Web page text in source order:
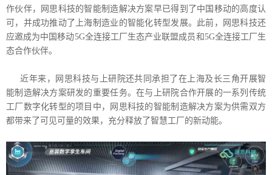
作伙伴，网思科技的智能制造解决方案早已得到了中国移动的高度认
可，并成功推动了上海制造业的智能化转型发展。此前，网思科技还
应邀成为中国移动5G全连接工厂生态产业联盟成员和5G全连接工厂生
态合作伙伴。
近年来，网思科技与上研院还共同承担了在上海及长三角开展智
能制造解决方案研发的重要任务。在与上研院合作开展的一系列传统
工厂数字化转型的项目中，网思科技的智能制造解决方案为供需双方
都带来了可见可量的效果，充分释放了智慧工厂的新动能。